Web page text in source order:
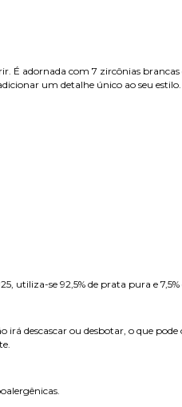
adornada com 7 zircônias brancas
um detalhe único ao seu
utiliza-se 92,5% de prata pura e
descascar ou desbotar, o que